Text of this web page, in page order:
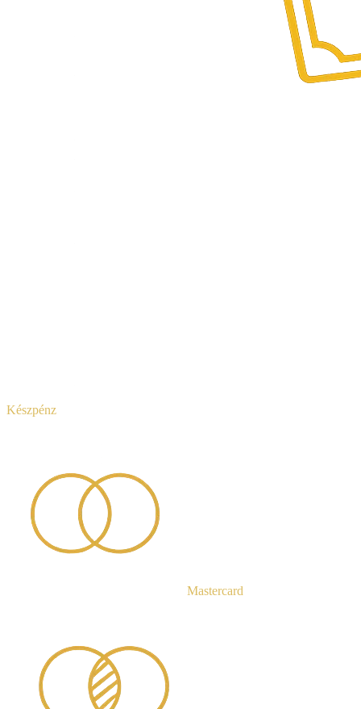
Készpénz
Mastercard